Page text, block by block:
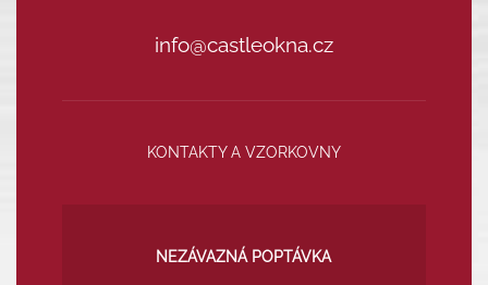
info@castleokna.cz
KONTAKTY A VZORKOVNY
NEZÁVAZNÁ POPTÁVKA